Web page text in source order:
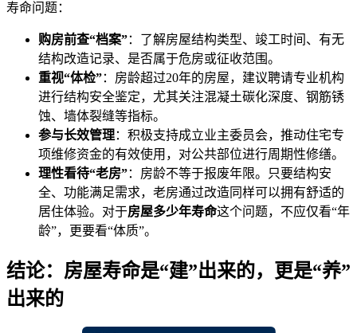
寿命问题：
购房前查“档案”：了解房屋结构类型、竣工时间、有无
结构改造记录、是否属于危房或征收范围。
重视“体检”：房龄超过20年的房屋，建议聘请专业机构
进行结构安全鉴定，尤其关注混凝土碳化深度、钢筋锈
蚀、墙体裂缝等指标。
参与长效管理：积极支持成立业主委员会，推动住宅专
项维修资金的有效使用，对公共部位进行周期性修缮。
理性看待“老房”：房龄不等于报废年限。只要结构安
全、功能满足需求，老房通过改造同样可以拥有舒适的
居住体验。对于房屋多少年寿命这个问题，不应仅看“年
龄”，更要看“体质”。
结论：房屋寿命是“建”出来的，更是“养”
出来的